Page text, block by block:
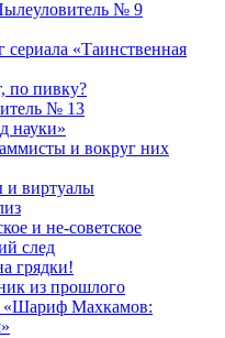
№ 9
«Таинственная
по пивку?
№ 13
науки»
и вокруг них
и виртуалы
и не-советское
след
грядки!
из прошлого
«Шариф Махкамов: